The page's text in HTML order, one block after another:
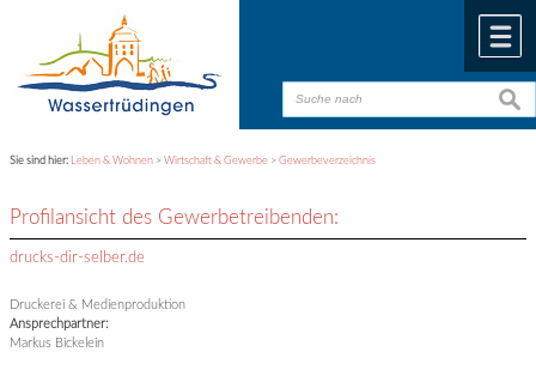
Sie sind hier: Leben & Wohnen >Wirtschaft & Gewerbe >Gewerbeverzeichnis
Profilansicht des Gewerbetreibenden:
drucks-dir-selber.de
Druckerei & Medienproduktion
Ansprechpartner:
Markus Bickelein